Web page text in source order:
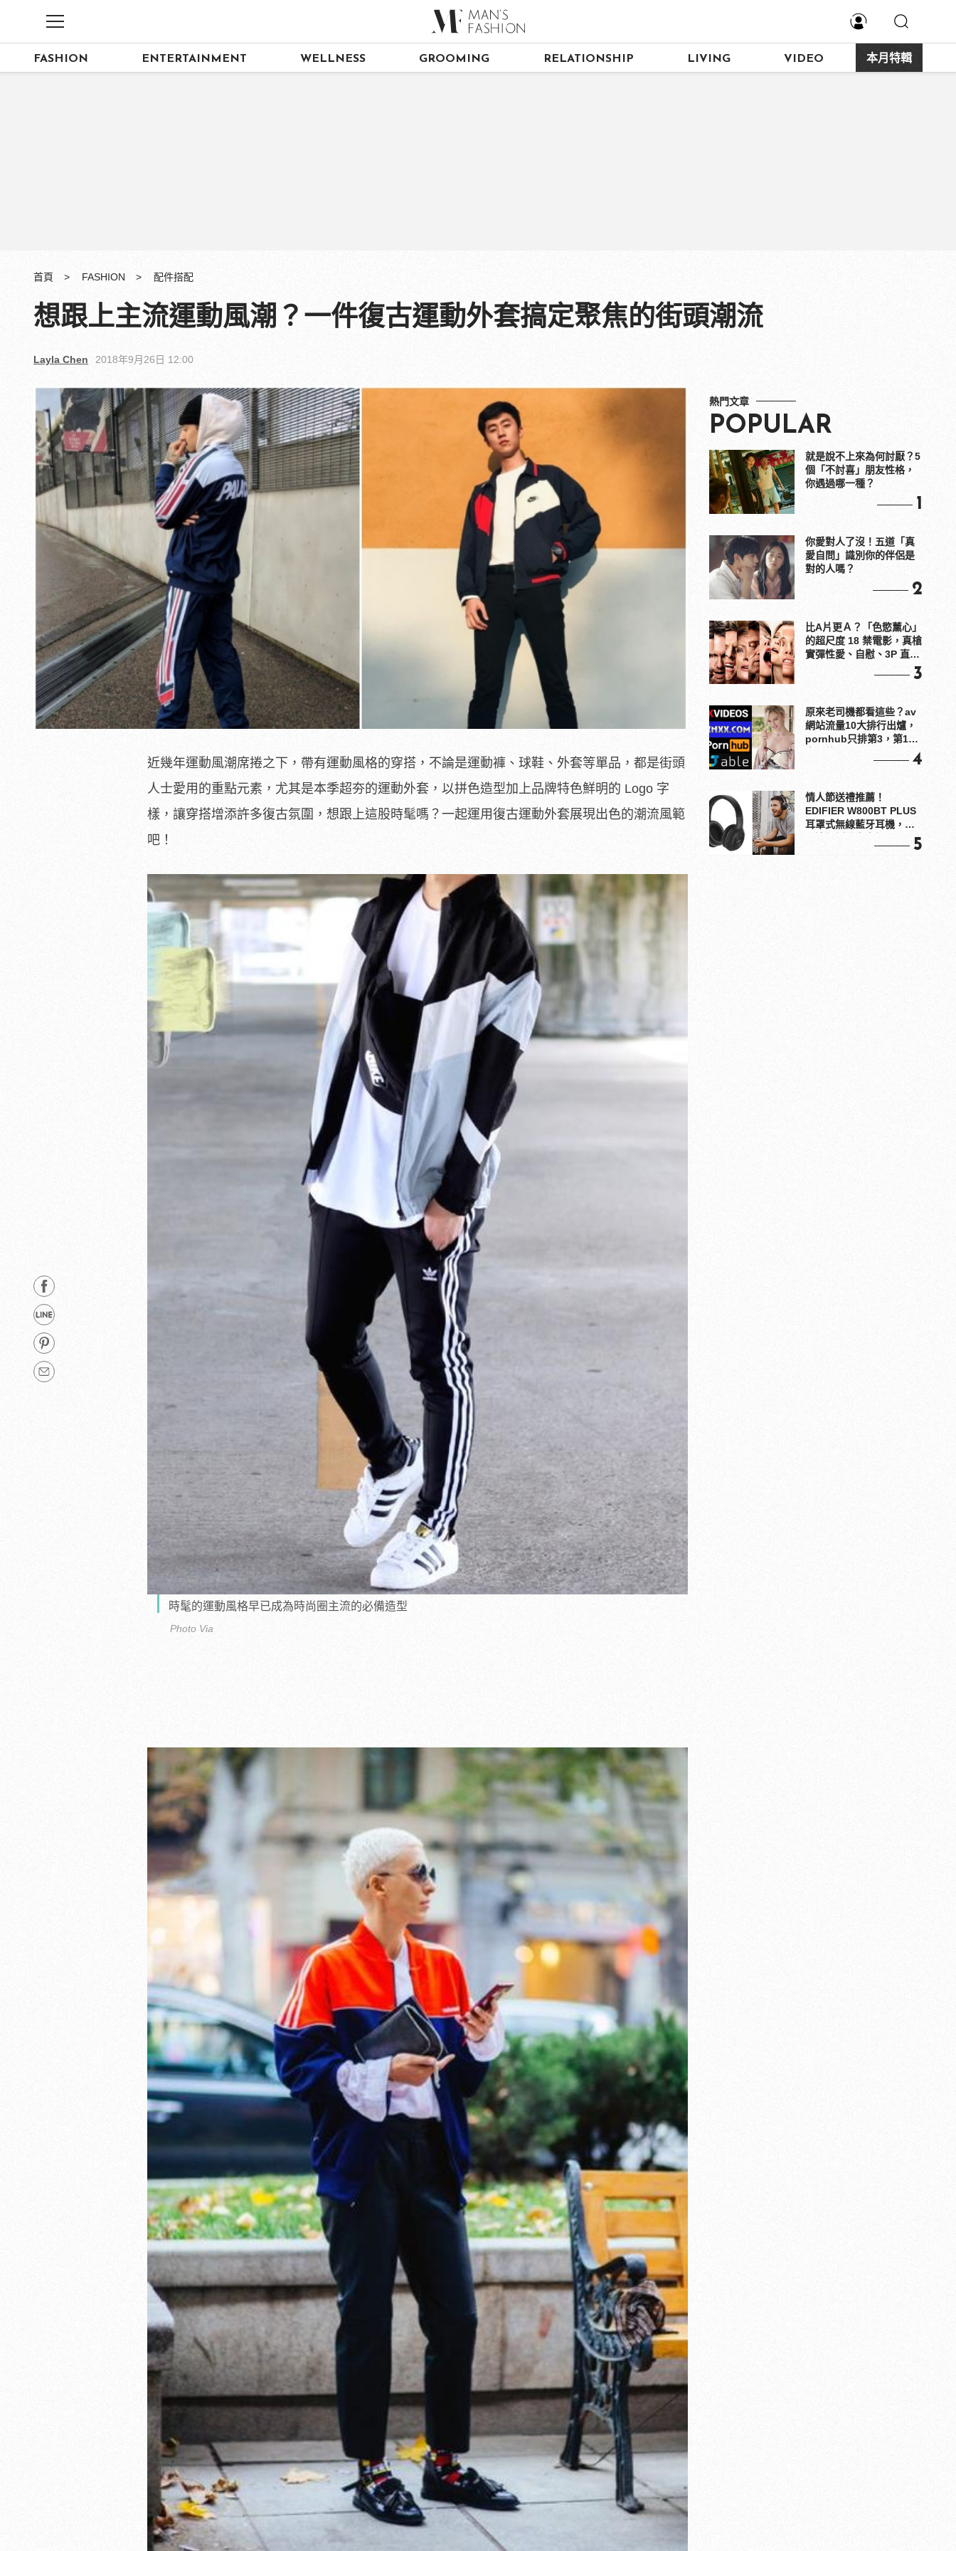
FASHION ENTERTAINMENT WELLNESS GROOMING RELATIONSHIP LIVING VIDEO 本月特輯
首頁 FASHION 配件搭配
想跟上主流運動風潮？一件復古運動外套搞定聚焦的街頭潮流
Layla Chen 2018年9月26日 12:00
近幾年運動風潮席捲之下，帶有運動風格的穿搭，不論是運動褲、球鞋、外套等單品，都是街頭
人士愛用的重點元素，尤其是本季超夯的運動外套，以拼色造型加上品牌特色鮮明的 Logo 字
樣，讓穿搭增添許多復古氛圍，想跟上這股時髦嗎？一起運用復古運動外套展現出色的潮流風範
吧！
時髦的運動風格早已成為時尚圈主流的必備造型
Photo Via
熱門文章
POPULAR
就是說不上來為何討厭？5
個「不討喜」朋友性格，
你遇過哪一種？
1
你愛對人了沒！五道「真
愛自問」識別你的伴侶是
對的人嗎？
2
比A片更Ａ？「色慾薰心」
的超尺度 18 禁電影，真槍
實彈性愛、自慰、3P 直接
3
原來老司機都看這些？av
網站流量10大排行出爐，
pornhub只排第3，第1名
4
情人節送禮推薦！
EDIFIER W800BT PLUS
耳罩式無線藍牙耳機，在
5